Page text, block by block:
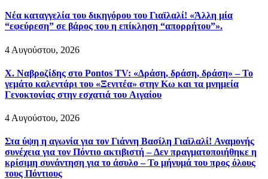
Νέα καταγγελία του δικηγόρου του Γιαϊλαλί! «Άλλη μία
“εφεύρεση” σε βάρος του η επίκληση “απορρήτου”».
4 Αυγούστου, 2026
Χ. Ναβροζίδης στο Pontos TV: «Δράση, δράση, δράση» – Το
γεμάτο καλεντάρι του «Ξενιτέα» στην Κω και τα μνημεία
Γενοκτονίας στην εσχατιά του Αιγαίου
4 Αυγούστου, 2026
Στα ύψη η αγωνία για τον Γιάννη Βασίλη Γιαϊλαλί! Αναμονής
συνέχεια για τον Πόντιο ακτιβιστή – Δεν πραγματοποιήθηκε η
κρίσιμη συνάντηση για το άσυλο – Το μήνυμά του προς όλους
τους Πόντιους